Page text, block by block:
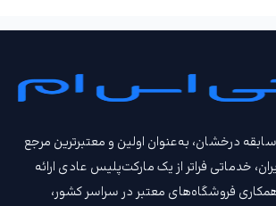
با ۲۰ سال سابقه درخشان، به‌عنوان اولین و معتبرترین مرجع
خدماتی فراتر از یک مارکت‌پلیس عادی ارائه
فروشگاه‌های معتبر در سراسر کشور،